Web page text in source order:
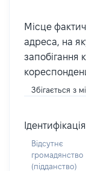
Місце
адреса, на
запобігання
Збігається з
Відсутнє
громадянство
(підданство)